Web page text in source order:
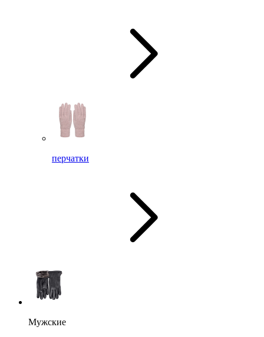
перчатки
Мужские